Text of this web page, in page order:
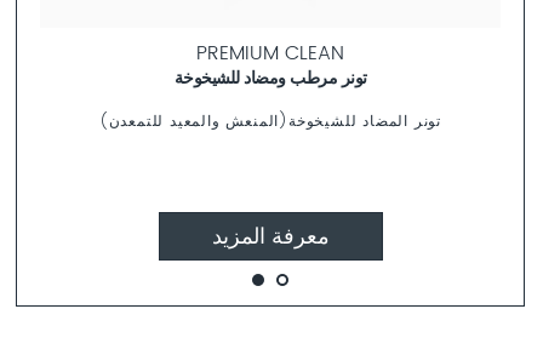
PREMIUM CLEAN
تونر مرطب ومضاد للشيخوخة
تونر المضاد للشيخوخة(المنعش والمعيد للتمعدن)
معرفة المزيد